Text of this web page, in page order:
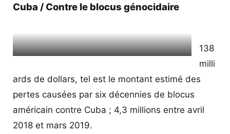
Cuba / Contre le blocus génocidaire
138
milli
ards de dollars, tel est le montant estimé des
pertes causées par six décennies de blocus
américain contre Cuba ; 4,3 millions entre avril
2018 et mars 2019.